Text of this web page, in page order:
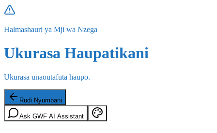
Halmashauri ya Mji wa Nzega
Ukurasa Haupatikani
Ukurasa unaoutafuta haupo.
Rudi Nyumbani
Ask GWF AI Assistant